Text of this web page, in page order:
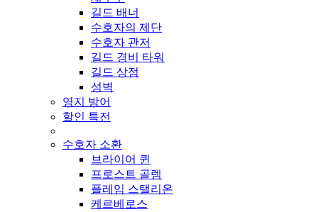
길드 배너
수호자의 제단
수호자 관저
길드 경비 타워
길드 상점
성벽
영지 방어
할인 특전
수호자 소환
브라이어 퀸
프로스트 골렘
플레임 스탤리온
케르베로스